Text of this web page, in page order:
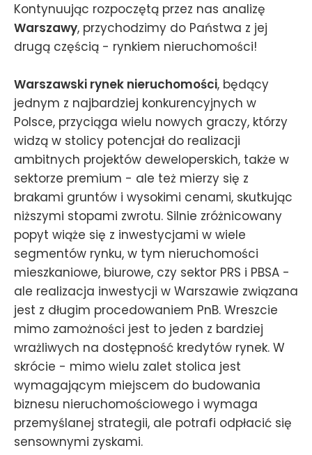
Kontynuując rozpoczętą przez nas analizę
Warszawy, przychodzimy do Państwa z jej
drugą częścią - rynkiem nieruchomości!
Warszawski rynek nieruchomości, będący
jednym z najbardziej konkurencyjnych w
Polsce, przyciąga wielu nowych graczy, którzy
widzą w stolicy potencjał do realizacji
ambitnych projektów deweloperskich, także w
sektorze premium - ale też mierzy się z
brakami gruntów i wysokimi cenami, skutkując
niższymi stopami zwrotu. Silnie zróżnicowany
popyt wiąże się z inwestycjami w wiele
segmentów rynku, w tym nieruchomości
mieszkaniowe, biurowe, czy sektor PRS i PBSA -
ale realizacja inwestycji w Warszawie związana
jest z długim procedowaniem PnB. Wreszcie
mimo zamożności jest to jeden z bardziej
wrażliwych na dostępność kredytów rynek. W
skrócie - mimo wielu zalet stolica jest
wymagającym miejscem do budowania
biznesu nieruchomościowego i wymaga
przemyślanej strategii, ale potrafi odpłacić się
sensownymi zyskami.